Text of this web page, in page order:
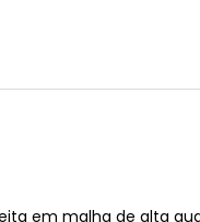
em malha de alta